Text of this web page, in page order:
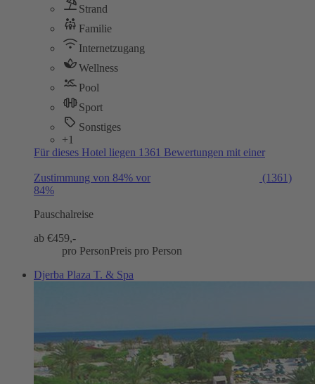
Strand
Familie
Internetzugang
Wellness
Pool
Sport
Sonstiges
+1
Für dieses Hotel liegen 1361 Bewertungen mit einer
Zustimmung von 84% vor
(1361)
84%
Pauschalreise
ab €459,-
pro PersonPreis pro Person
Djerba Plaza T. & Spa